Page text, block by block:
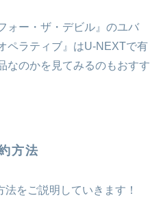
ォー・ザ・デビル』のユバ
ペラティブ』はU-NEXTで有
なのかを見てみるのもおすす
方法
をご説明していきます！